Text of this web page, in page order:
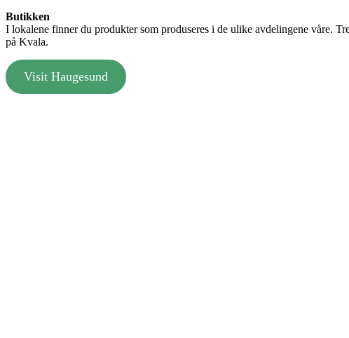
Butikken
I lokalene finner du produkter som produseres i de ulike avdelingene våre.
på Kvala.
Visit Haugesund